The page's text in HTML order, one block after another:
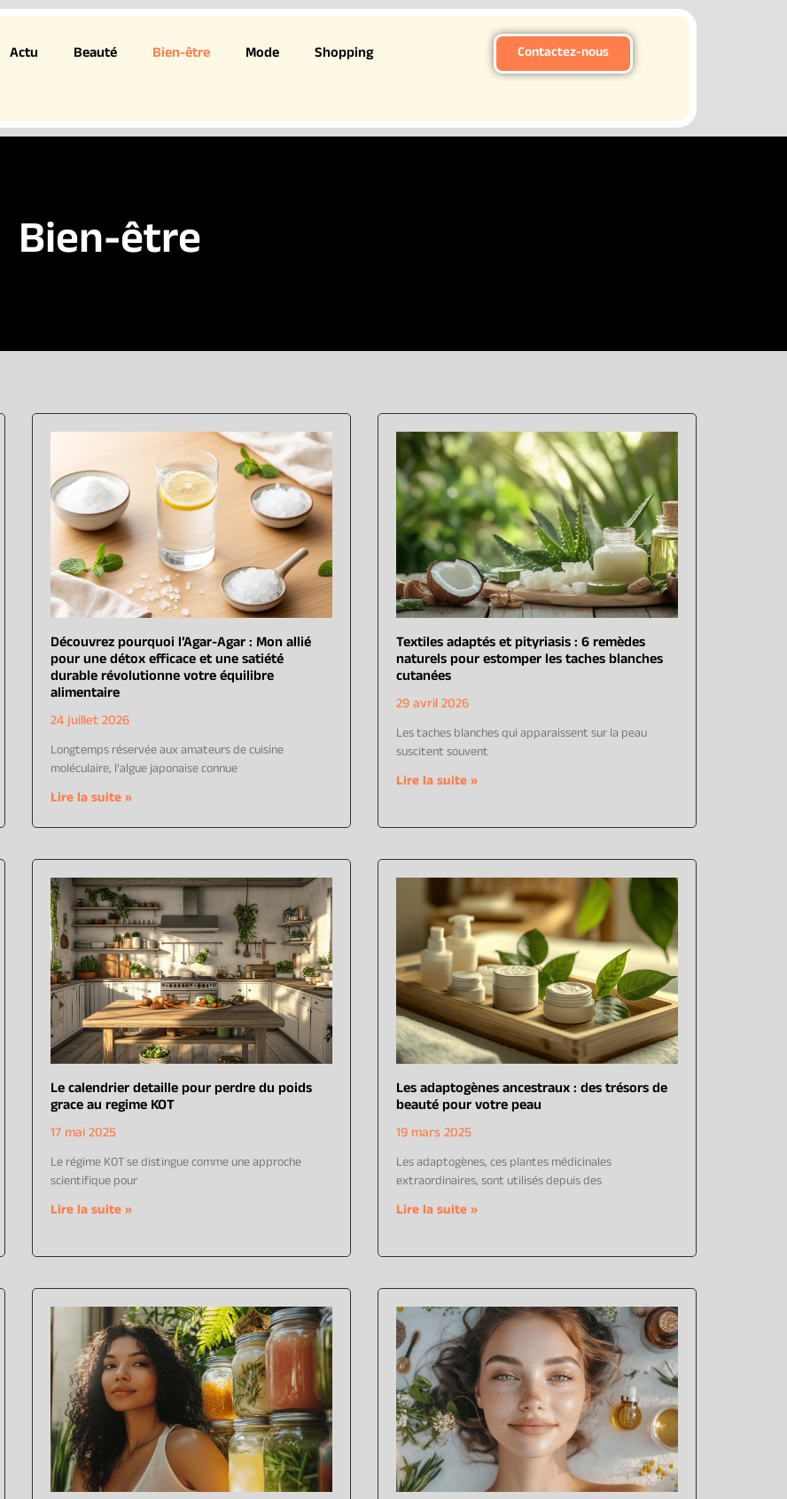
Actu Beauté Bien-être Mode Shopping Contactez-nous
Bien-être
Découvrez pourquoi l’Agar-Agar : Mon allié
pour une détox efficace et une satiété
durable révolutionne votre équilibre
alimentaire
24 juillet 2026
Longtemps réservée aux amateurs de cuisine
moléculaire, l'algue japonaise connue
Lire la suite »
Textiles adaptés et pityriasis : 6 remèdes
naturels pour estomper les taches blanches
cutanées
29 avril 2026
Les taches blanches qui apparaissent sur la peau
suscitent souvent
Lire la suite »
Le calendrier detaille pour perdre du poids
grace au regime KOT
17 mai 2025
Le régime KOT se distingue comme une approche
scientifique pour
Lire la suite »
Les adaptogènes ancestraux : des trésors de
beauté pour votre peau
19 mars 2025
Les adaptogènes, ces plantes médicinales
extraordinaires, sont utilisés depuis des
Lire la suite »